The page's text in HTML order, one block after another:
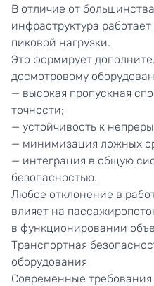
В отличие от
инфраструктура
пиковой нагрузки.
Это формирует
досмотровому
— высокая пропускная
точности;
— устойчивость к
— минимизация ложных
— интеграция в общую
безопасностью.
Любое отклонение в
влияет на
в функционировании
Транспортная
оборудования
Современные